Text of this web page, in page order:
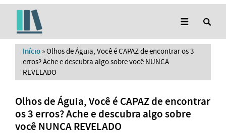
Início »Olhos de Águia, Você é CAPAZ de encontrar os 3
erros? Ache e descubra algo sobre você NUNCA
REVELADO
Olhos de Águia, Você é CAPAZ de encontrar
os 3 erros? Ache e descubra algo sobre
você NUNCA REVELADO